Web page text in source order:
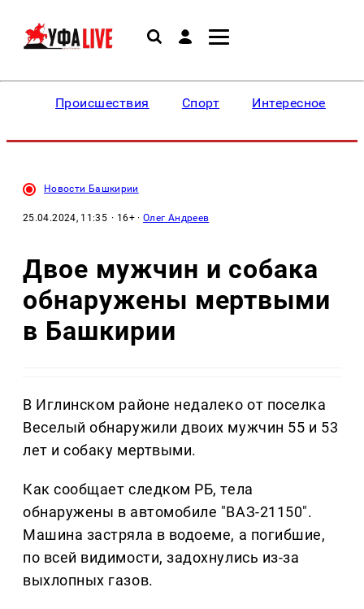
Происшествия Спорт Интересное
Новости Башкирии
25.04.2024, 11:35 · 16+ ·Олег Андреев
Двое мужчин и собака
обнаружены мертвыми
в Башкирии
В Иглинском районе недалеко от поселка
Веселый обнаружили двоих мужчин 55 и 53
лет и собаку мертвыми.
Как сообщает следком РБ, тела
обнаружены в автомобиле "ВАЗ-21150".
Машина застряла в водоеме, а погибшие,
по всей видимости, задохнулись из-за
выхлопных газов.